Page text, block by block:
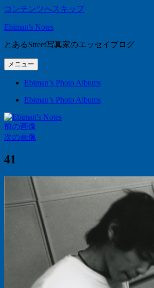
コンテンツへスキップ
Ebiman's Notes
とあるStreet写真家のエッセイブログ
メニュー
Ebiman’s Photo Albums
Ebiman’s Photo Albums
前の画像
次の画像
41